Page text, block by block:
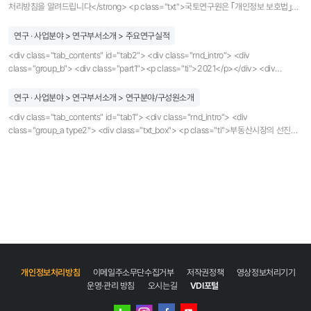
연구 · 사업분야 > 연구부서소개 > 주요연구실적
<div class="tab_contents" id="tab2"> <div class="rnd_intro"> <div
class="group_b"> <div class="part1"><p class="ti">2021</p></div> <div
연구용역</li> <li>부동산시장 안정을 위한 정책과제와 대응 방안</li> <li>주택수요
초고령사회 대비 고령여성의 주거현황과 정책과제</li> <li>주택거래 투명성 강화를 위한
제도 개선방안</li> <li>코로나19 시대, 자영업자와 소상공인 지원 방향</li> <li>수도권
<li>2021년 국세수입 전망을 위한 부동산시장 전망</li> <li>부동산 신산업 육성방안 연구
</li> <li>해외 주요도시별 주택가격 통계기반 구축 연구</li> <li>2020 부동산시장 조사
및 분석 시스템의 구축과 운영</li> <li>주택구매소비자의 의사결정구조를 반영한
주택시장 분석 체계 구축</li> </ul> </div> </div> <div class="group_b"> <div
연구 · 사업분야 > 연구부서소개 > 연구분야/구성원소개
<div class="tab_contents" id="tab1"> <div class="rnd_intro"> <div
class="group_a type2"> <div class="txt_box"> <p class="ti">부동산시장의 선진화
<span class="num">3</span> 부동산시장 진단 및 전망</p></li> <li><p><span
class="num">4</span> 부동산시장 심리지수 등 국가승인통계 생산 및 관리</p></li>
<li><p><span class="num">5</span> 부동산시장 조사 분석 계간지 발간</p></li>
개인정보처리방침 이메일주소무단수집거부 저작권정책
영상정보처리기기
운영·관리 방침
오시는길 VDI포털